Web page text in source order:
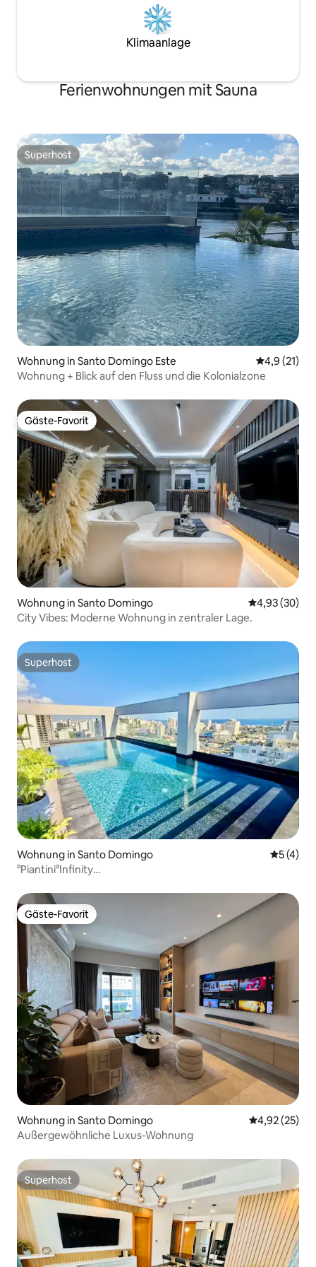
Klimaanlage
Ferienwohnungen mit Sauna
Superhost
Superhost
Wohnung in Santo Domingo Este
4,9 (21)
Wohnung + Blick auf den Fluss und die Kolonialzone
Gäste-Favorit
Gäste-Favorit
Wohnung in Santo Domingo
4,93 (30)
City Vibes: Moderne Wohnung in zentraler Lage.
Superhost
Superhost
Wohnung in Santo Domingo
5 (4)
°Piantini°Infinity
3 Etagen
Gäste-Favorit
Gäste-Favorit
Wohnung in Santo Domingo
4,92 (25)
Außergewöhnliche Luxus-Wohnung
Superhost
Superhost